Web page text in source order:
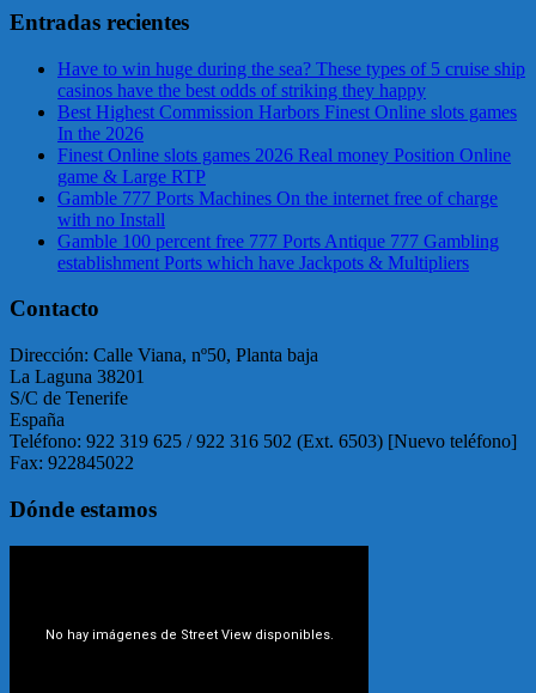
Entradas recientes
Have to win huge during the sea? These types of 5 cruise ship
casinos have the best odds of striking they happy
Best Highest Commission Harbors Finest Online slots games
In the 2026
Finest Online slots games 2026 Real money Position Online
game & Large RTP
Gamble 777 Ports Machines On the internet free of charge
with no Install
Gamble 100 percent free 777 Ports Antique 777 Gambling
establishment Ports which have Jackpots & Multipliers
Contacto
Dirección: Calle Viana, nº50, Planta baja
La Laguna 38201
S/C de Tenerife
España
Teléfono: 922 319 625 / 922 316 502 (Ext. 6503) [Nuevo teléfono]
Fax: 922845022
Dónde estamos